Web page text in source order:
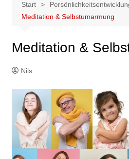
Start
Meditation & Selbstumarmung
Meditation &
Nils